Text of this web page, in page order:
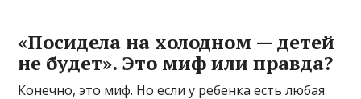
«Посидела на холодном — детей
не будет». Это миф или правда?
Конечно, это миф. Но если у ребенка есть любая